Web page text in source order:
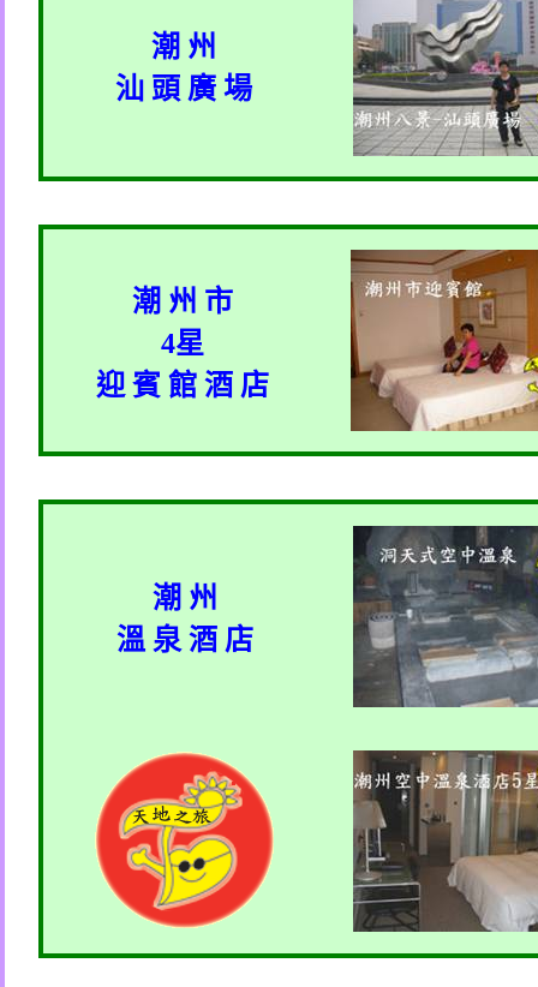
潮 州
汕 頭 廣 場
潮 州 市
4星
迎 賓 館 酒 店
潮 州
溫 泉 酒 店